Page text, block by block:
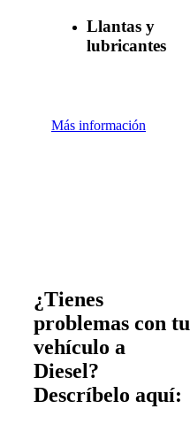
Llantas y
lubricantes
Más información
¿Tienes
problemas con tu
vehículo a
Diesel?
Descríbelo aquí: